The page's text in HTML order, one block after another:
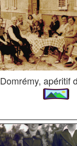
Domrémy, apéritif